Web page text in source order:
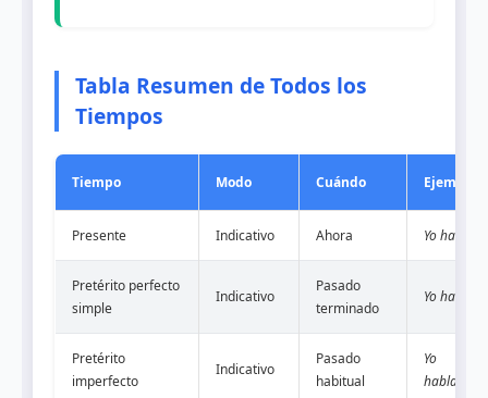
Tabla Resumen de Todos los
Tiempos
Tiempo Modo Cuándo Ejemplo
Presente Indicativo Ahora Yo hablo
Pretérito perfecto
simple
Indicativo
Pasado
terminado
Yo hablé
Pretérito
imperfecto
Indicativo
Pasado
habitual
Yo
hablaba